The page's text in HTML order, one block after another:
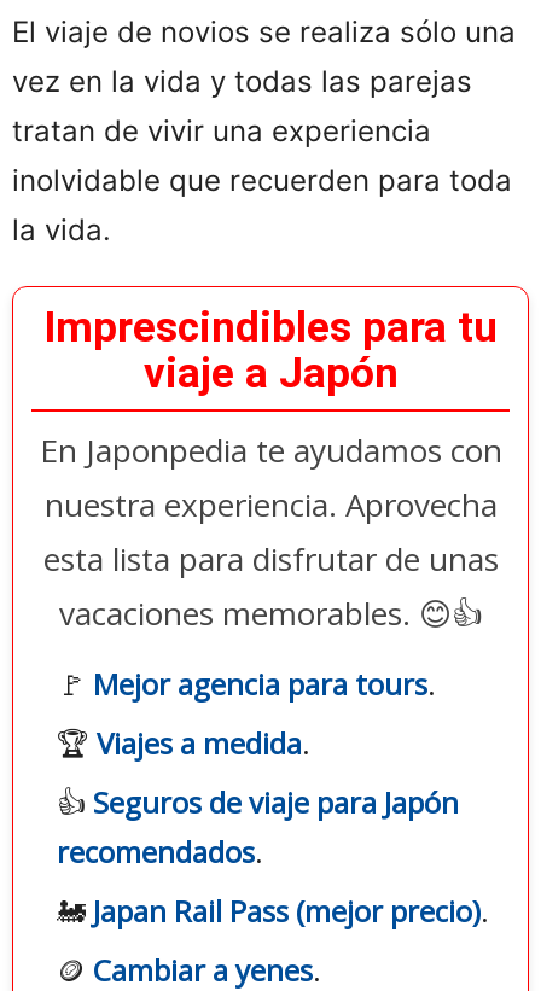
El viaje de novios se realiza sólo una
vez en la vida y todas las parejas
tratan de vivir una experiencia
inolvidable que recuerden para toda
la vida.
Imprescindibles para tu
viaje a Japón
En Japonpedia te ayudamos con
nuestra experiencia. Aprovecha
esta lista para disfrutar de unas
vacaciones memorables. 😊👍
🚩 Mejor agencia para tours.
🏆 Viajes a medida.
👍 Seguros de viaje para Japón
recomendados.
🚂 Japan Rail Pass (mejor precio).
🪙 Cambiar a yenes.